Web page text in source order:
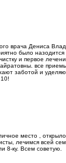
врача Дениса
было
и первое
все
заботой и
место ,
лечимся всей
8-ку. Всем советую.